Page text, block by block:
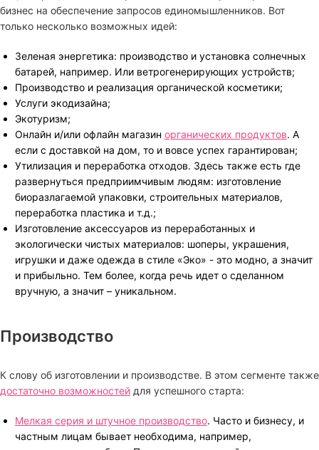
бизнес на обеспечение запросов единомышленников. Вот
только несколько возможных идей:
Зеленая энергетика: производство и установка солнечных
батарей, например. Или ветрогенерирующих устройств;
Производство и реализация органической косметики;
Услуги экодизайна;
Экотуризм;
Онлайн и/или офлайн магазин органических продуктов. А
если с доставкой на дом, то и вовсе успех гарантирован;
Утилизация и переработка отходов. Здесь также есть где
развернуться предприимчивым людям: изготовление
биоразлагаемой упаковки, строительных материалов,
переработка пластика и т.д.;
Изготовление аксессуаров из переработанных и
экологически чистых материалов: шоперы, украшения,
игрушки и даже одежда в стиле «Эко» - это модно, а значит
и прибыльно. Тем более, когда речь идет о сделанном
вручную, а значит – уникальном.
Производство
К слову об изготовлении и производстве. В этом сегменте также
достаточно возможностей для успешного старта:
Мелкая серия и штучное производство. Часто и бизнесу, и
частным лицам бывает необходима, например,